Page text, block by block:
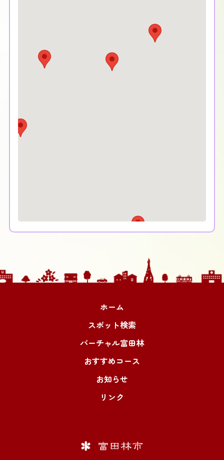
ホーム
スポット検索
バーチャル富田林
おすすめコース
お知らせ
リンク